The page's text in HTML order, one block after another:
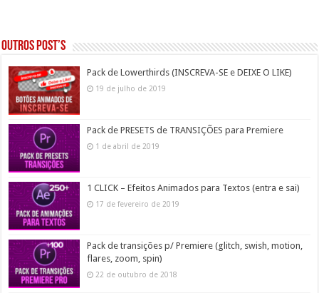
Outros post’s
Pack de Lowerthirds (INSCREVA-SE e DEIXE O LIKE)
19 de julho de 2019
Pack de PRESETS de TRANSIÇÕES para Premiere
1 de abril de 2019
1 CLICK – Efeitos Animados para Textos (entra e sai)
17 de fevereiro de 2019
Pack de transições p/ Premiere (glitch, swish, motion,
flares, zoom, spin)
22 de outubro de 2018